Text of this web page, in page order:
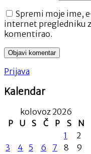
Spremi moje ime,
internet pregledniku
komentirao.
Prijava
Kalendar
kolovoz 2026
P
U S Č P S
N
1
2
3
4 5 6 7 8
9